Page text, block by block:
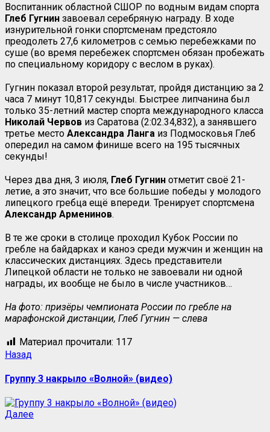
Воспитанник областной СШОР по водным видам спорта
Глеб Гугнин завоевал серебряную награду. В ходе
изнурительной гонки спортсменам предстояло
преодолеть 27,6 километров с семью перебежками по
суше (во время перебежек спортсмен обязан пробежать
по специальному коридору с веслом в руках).
Гугнин показал второй результат, пройдя дистанцию за 2
часа 7 минут 10,817 секунды. Быстрее липчанина был
только 35-летний мастер спорта международного класса
Николай Червов из Саратова (2:02.34,832), а занявшего
третье место Александра Ланга из Подмосковья Глеб
опередил на самом финише всего на 195 тысячных
секунды!
Через два дня, 3 июля, Глеб Гугнин отметит своё 21-
летие, а это значит, что все большие победы у молодого
липецкого гребца ещё впереди. Тренирует спортсмена
Александр Арменинов.
В те же сроки в столице проходил Кубок России по
гребле на байдарках и каноэ среди мужчин и женщин на
классических дистанциях. Здесь представители
Липецкой области не только не завоевали ни одной
награды, их вообще не было в числе участников…
На фото: призёры чемпионата России по гребле на
марафонской дистанции, Глеб Гугнин — слева
Материал прочитали: 117
Назад
Группу 3 накрыло «Волной» (видео)
Далее